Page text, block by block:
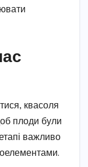
квасоля
плоди були
важливо